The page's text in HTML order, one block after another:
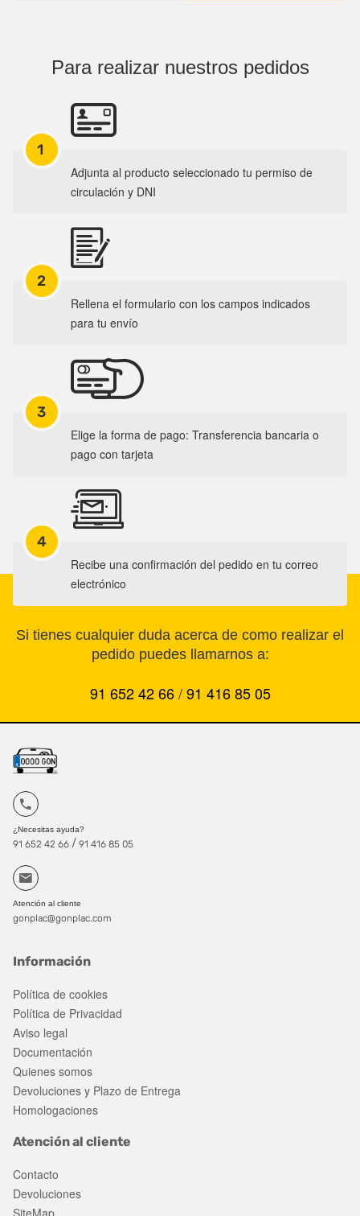
Para realizar nuestros pedidos
1
Adjunta al producto seleccionado tu permiso de
circulación y DNI
2
Rellena el formulario con los campos indicados
para tu envío
3
Elige la forma de pago: Transferencia bancaria o
pago con tarjeta
4
Recibe una confirmación del pedido en tu correo
electrónico
Si tienes cualquier duda acerca de como realizar el
pedido puedes llamarnos a:
91 652 42 66 /91 416 85 05
¿Necesitas ayuda?
91 652 42 66 / 91 416 85 05
Atención al cliente
gonplac@gonplac.com
Información
Política de cookies
Política de Privacidad
Aviso legal
Documentación
Quienes somos
Devoluciones y Plazo de Entrega
Homologaciones
Atención al cliente
Contacto
Devoluciones
SiteMap